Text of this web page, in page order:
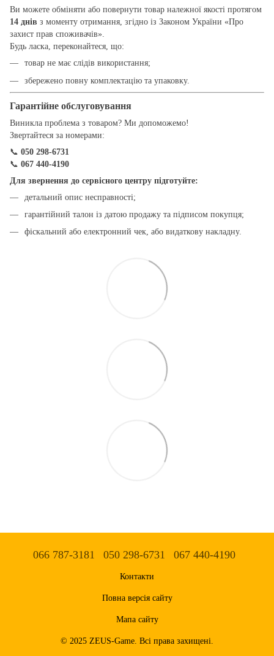
Ви можете обміняти або повернути товар належної якості протягом
14 днів з моменту отримання, згідно із Законом України «Про
захист прав споживачів».
Будь ласка, переконайтеся, що:
товар не має слідів використання;
збережено повну комплектацію та упаковку.
Гарантійне обслуговування
Виникла проблема з товаром? Ми допоможемо!
Звертайтеся за номерами:
📞 050 298-6731
📞 067 440-4190
Для звернення до сервісного центру підготуйте:
детальний опис несправності;
гарантійний талон із датою продажу та підписом покупця;
фіскальний або електронний чек, або видаткову накладну.
066 787-3181 050 298-6731 067 440-4190
Контакти
Повна версія сайту
Мапа сайту
© 2025 ZEUS-Game. Всі права захищені.